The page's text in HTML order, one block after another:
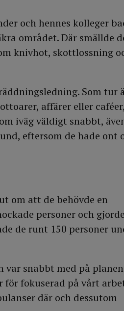
och hennes kolleger
området. Där smällde
knivhot, skottlossning
Som tur
affärer eller
iväg väldigt snabbt,
eftersom de hade ont
om att de behövde en
personer och gjorde
de runt 150 personer
snabbt med på
för fokuserad på vårt
där och dessutom